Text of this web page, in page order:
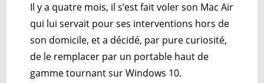
Il y a quatre mois, il s’est fait voler son Mac Air
qui lui servait pour ses interventions hors de
son domicile, et a décidé, par pure curiosité,
de le remplacer par un portable haut de
gamme tournant sur Windows 10.